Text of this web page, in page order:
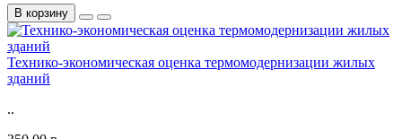
В корзину
Технико-экономическая оценка термомодернизации жилых
зданий
..